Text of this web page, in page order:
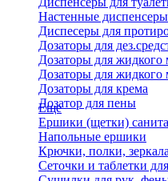
Настенные
Диспесеры для
Дозаторы для
Дозаторы для
Дозаторы для
Дозаторы для крема
Дозатор для пены
Еще
Ершики (щетки)
Напольные ершики
Крючки, полки, зеркала
Сеточки и таблетки